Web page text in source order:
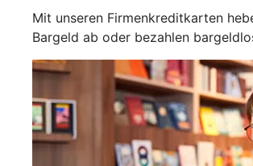
Mit unseren Firmenkreditkarten
Bargeld ab oder bezahlen